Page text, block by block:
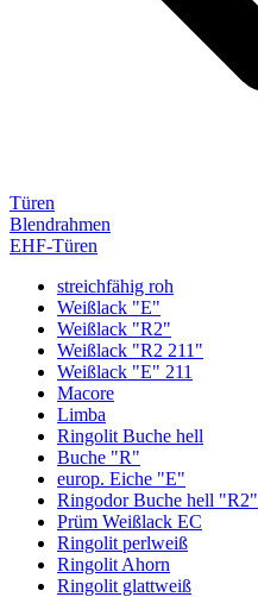
Türen
Blendrahmen
EHF-Türen
streichfähig roh
Weißlack "E"
Weißlack "R2"
Weißlack "R2 211"
Weißlack "E" 211
Macore
Limba
Ringolit Buche hell
Buche "R"
europ. Eiche "E"
Ringodor Buche hell "R2"
Prüm Weißlack EC
Ringolit perlweiß
Ringolit Ahorn
Ringolit glattweiß